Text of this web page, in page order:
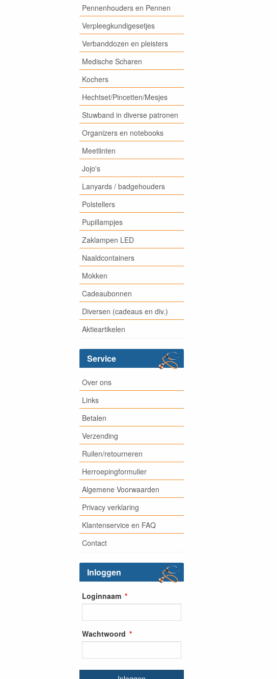
Pennenhouders en Pennen
Verpleegkundigesetjes
Verbanddozen en pleisters
Medische Scharen
Kochers
Hechtset/Pincetten/Mesjes
Stuwband in diverse patronen
Organizers en notebooks
Meetlinten
Jojo's
Lanyards / badgehouders
Polstellers
Pupillampjes
Zaklampen LED
Naaldcontainers
Mokken
Cadeaubonnen
Diversen (cadeaus en div.)
Aktieartikelen
Service
Over ons
Links
Betalen
Verzending
Ruilen/retourneren
Herroepingformulier
Algemene Voorwaarden
Privacy verklaring
Klantenservice en FAQ
Contact
Inloggen
Loginnaam
Wachtwoord